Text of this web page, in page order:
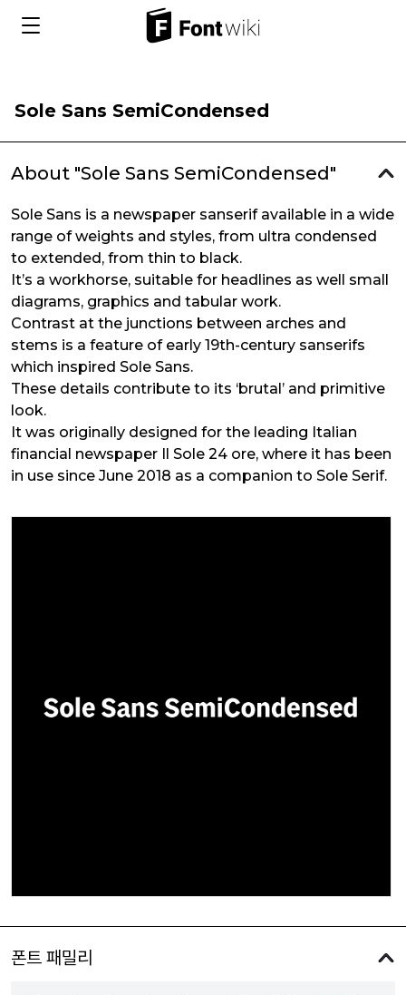
Sole Sans SemiCondensed
About "Sole Sans SemiCondensed"
Sole Sans is a newspaper sanserif available in a wide
range of weights and styles, from ultra condensed
to extended, from thin to black.
It’s a workhorse, suitable for headlines as well small
diagrams, graphics and tabular work.
Contrast at the junctions between arches and
stems is a feature of early 19th-century sanserifs
which inspired Sole Sans.
These details contribute to its ‘brutal’ and primitive
look.
It was originally designed for the leading Italian
financial newspaper Il Sole 24 ore, where it has been
in use since June 2018 as a companion to Sole Serif.
폰트 패밀리